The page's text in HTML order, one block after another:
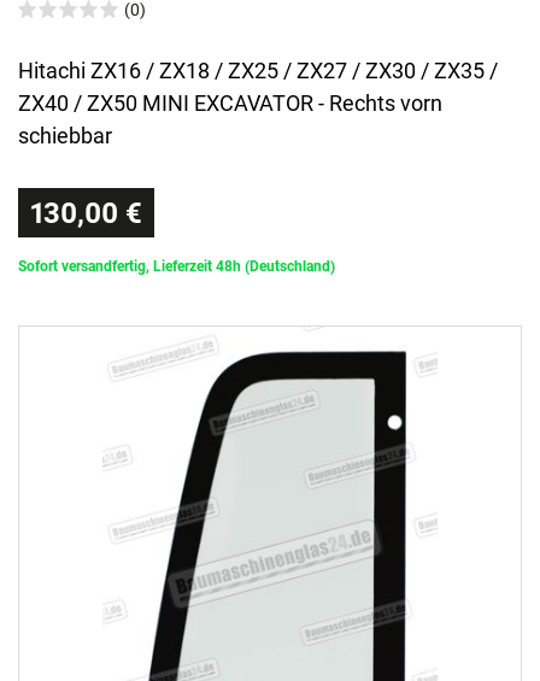
(0)
Hitachi ZX16 / ZX18 / ZX25 / ZX27 / ZX30 / ZX35 /
ZX40 / ZX50 MINI EXCAVATOR - Rechts vorn
schiebbar
130,00 €
Sofort versandfertig, Lieferzeit 48h (Deutschland)